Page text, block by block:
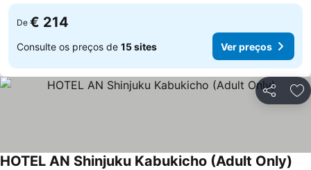
De € 214
Consulte os preços de 15 sites Ver preços
Partilhar
HOTEL AN Shinjuku Kabukicho (Adult Only)